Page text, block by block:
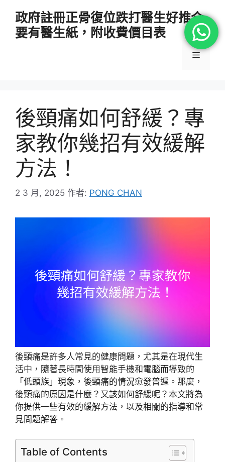
政府註冊正骨復位跌打醫生好推介
要有醫生紙，附收費價目表
選
後頸痛如何舒緩？專
家教你幾招有效緩解
方法！
2 3 月, 2025 作者: PONG CHAN
後頸痛是許多人常見的健康問題，尤其是在現代生
活中，隨著長時間使用智能手機和電腦而導致的
「低頭族」現象，後頸痛的情況愈發普遍。那麼，
後頸痛的原因是什麼？又該如何舒緩呢？本文將為
你提供一些有效的緩解方法，以及相關的指導和常
見問題解答。
Table of Contents